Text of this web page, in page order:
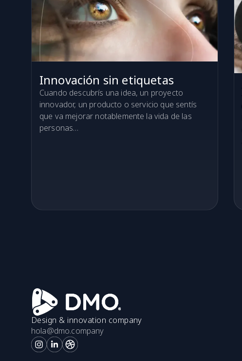
Innovación sin etiquetas
Cuando descubrís una idea, un proyecto
innovador, un producto o servicio que sentís
que va mejorar notablemente la vida de las
personas…
Design & innovation company
hola@dmo.company